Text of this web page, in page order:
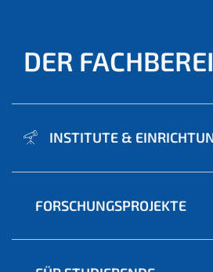
DER
INSTITUTE &
FORSCHUNGSPROJEKTE